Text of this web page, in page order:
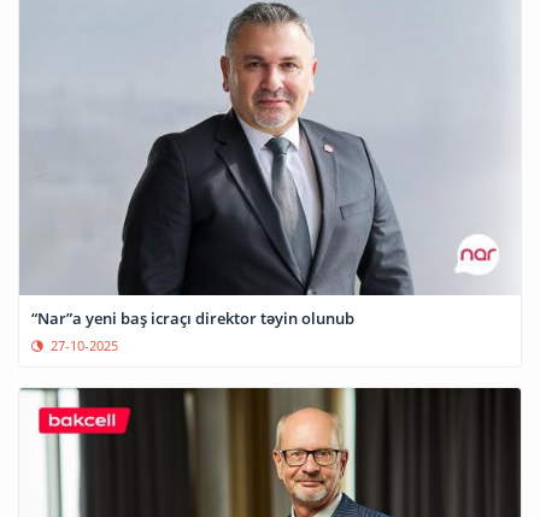
“Nar”a yeni baş icraçı direktor təyin olunub
27-10-2025